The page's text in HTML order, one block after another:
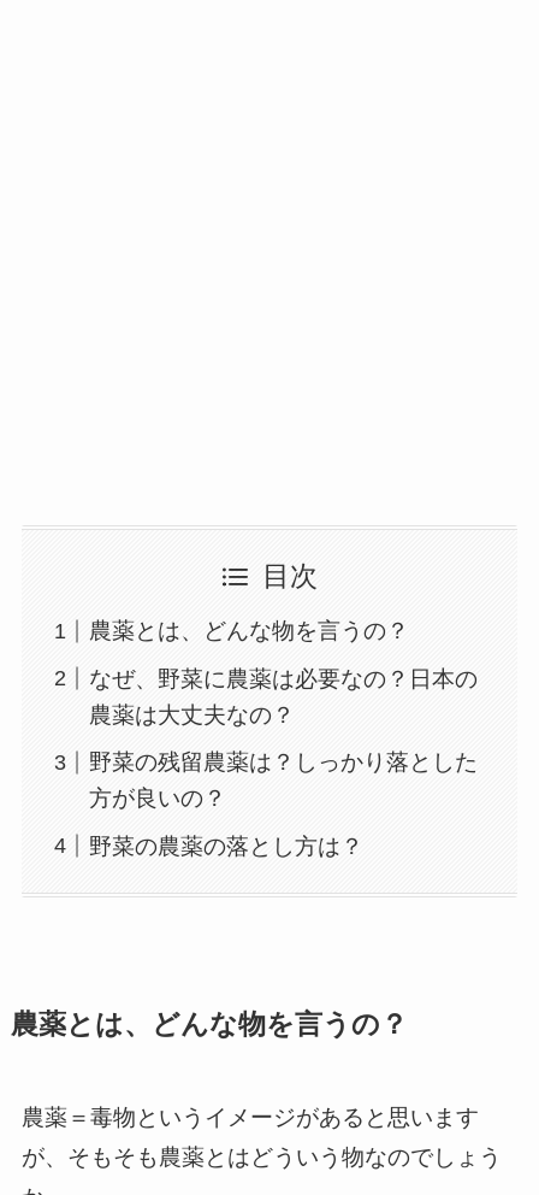
目次
農薬とは、どんな物を言うの？
なぜ、野菜に農薬は必要なの？日本の
農薬は大丈夫なの？
野菜の残留農薬は？しっかり落とした
方が良いの？
野菜の農薬の落とし方は？
農薬とは、どんな物を言うの？
農薬＝毒物というイメージがあると思います
が、そもそも農薬とはどういう物なのでしょう